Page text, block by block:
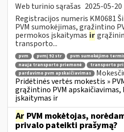
Web turinio sąrašas 2025-05-20
Registracijos numeris KM0681
PVM sumokėjimas, grąžintino
permokos įskaitymas ir
transporto...
pvm pvmį 92 str pvm sumokėjimo
nauja transporto priemonė
transporto
pardavimo pvm apskaičiavimas
Pridėtinės vertės mokestis »
grąžintino PVM apskaičiavimas,
įskaitymas ir
Ar PVM mokėtojas,
privalo pateikti prašymą?